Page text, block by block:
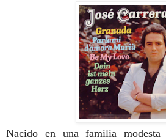
Nacido en una familia